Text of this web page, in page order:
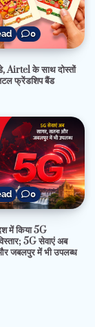
0
Airtel के साथ दोस्तों
फ्रेंडशिप बैंड
0
में किया 5G
5G सेवाएं अब
जबलपुर में भी उपलब्ध